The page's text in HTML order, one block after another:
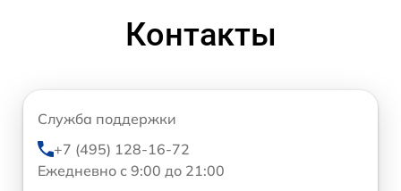
Контакты
Служба поддержки
+7 (495) 128-16-72
Ежедневно с 9:00 до 21:00